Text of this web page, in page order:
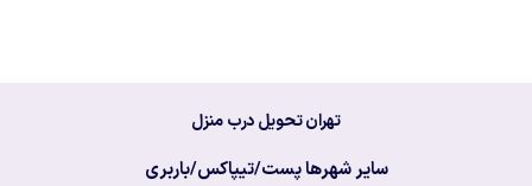
تهران تحویل درب منزل
سایر شهرها پست/تیپاکس/باربری